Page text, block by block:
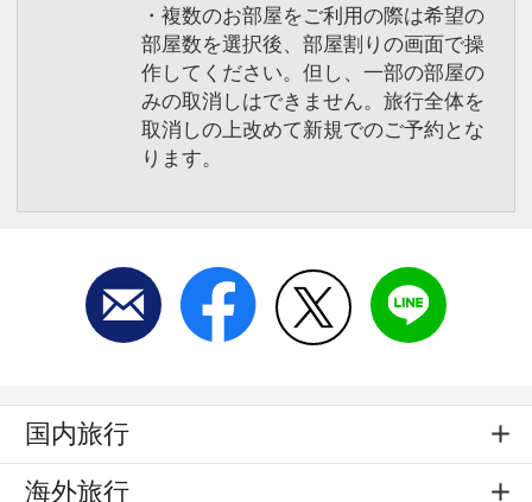
・複数のお部屋をご利用の際は希望の
部屋数を選択後、部屋割りの画面で操
作してください。但し、一部の部屋の
みの取消しはできません。旅行全体を
取消しの上改めて新規でのご予約とな
ります。
国内旅行
海外旅行